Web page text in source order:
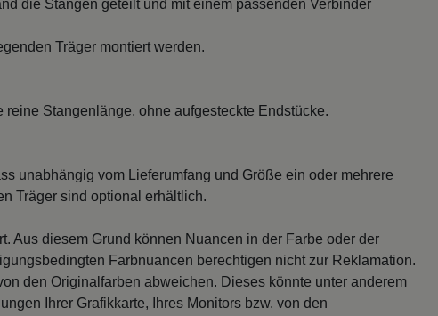
die Stangen geteilt und mit einem passenden Verbinder
Träger montiert werden.
Stangenlänge, ohne aufgesteckte Endstücke.
unabhängig vom Lieferumfang und Größe ein oder mehrere
Träger sind optional erhältlich.
Aus diesem Grund können Nuancen in der Farbe oder der
Farbnuancen berechtigen nicht zur Reklamation.
den Originalfarben abweichen. Dieses könnte unter anderem
Ihrer Grafikkarte, Ihres Monitors bzw. von den